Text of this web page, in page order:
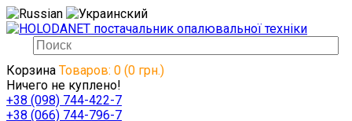
Корзина Товаров: 0 (0 грн.)
Ничего не куплено!
+38 (098) 744-422-7
+38 (066) 744-796-7